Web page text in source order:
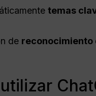
temas
de reconocimiento